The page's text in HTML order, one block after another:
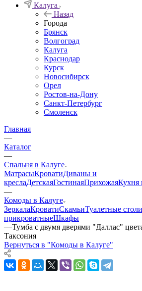
Калуга
Назад
Города
Брянск
Волгоград
Калуга
Краснодар
Курск
Новосибирск
Орел
Ростов-на-Дону
Санкт-Петербург
Смоленск
Главная
—
Каталог
—
Спальня в Калуге
МатрасыКроватиДиваны и
креслаДетскаяГостинаяПрихожаяКухня
—
Комоды в Калуге
ЗеркалаКроватиСкамьиТуалетные
прикроватныеШкафы
—Тумба с двумя дверями "Даллас"
Таксония
Вернуться в "Комоды в Калуге"